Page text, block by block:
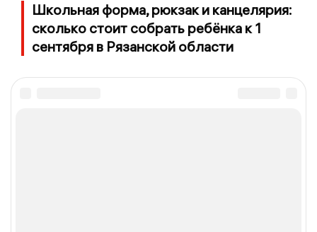
Школьная форма, рюкзак и канцелярия:
сколько стоит собрать ребёнка к 1
сентября в Рязанской области